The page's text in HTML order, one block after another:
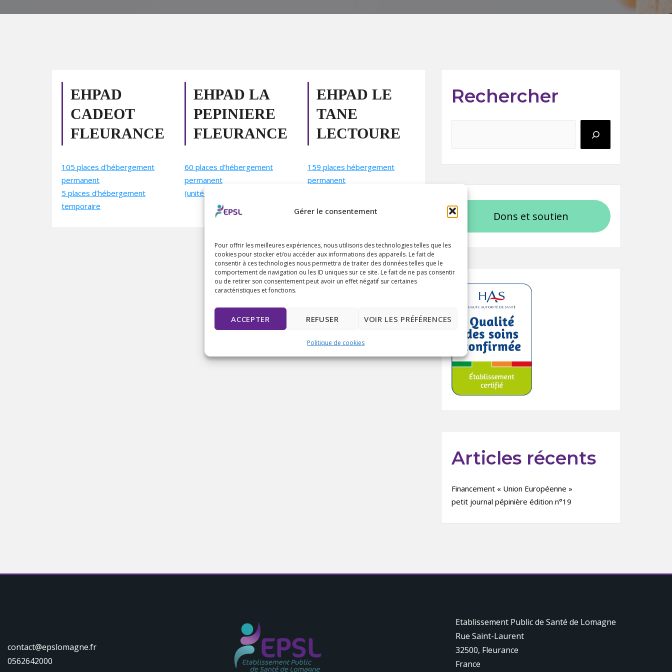
Gérer le consentement
Pour offrir les meilleures expériences, nous utilisons des technologies telles que les
cookies pour stocker et/ou accéder aux informations des appareils. Le fait de
consentir à ces technologies nous permettra de traiter des données telles que le
comportement de navigation ou les ID uniques sur ce site. Le fait de ne pas consentir
ou de retirer son consentement peut avoir un effet négatif sur certaines
caractéristiques et fonctions.
ACCEPTER REFUSER VOIR LES PRÉFÉRENCES
Politique de cookies
EHPAD
CADEOT
FLEURANCE
105 places d’hébergement
permanent
5 places d’hébergement
temporaire
EHPAD LA
PEPINIERE
FLEURANCE
60 places d’hébergement
permanent
(unité sécurisée de 13 places)
EHPAD LE
TANE
LECTOURE
159 places hébergement
permanent
temporaire
Rechercher
Dons et soutien
Articles récents
Financement « Union Européenne »
petit journal pépinière édition n°19
contact@epslomagne.fr
0562642000
Etablissement Public de Santé de Lomagne
Rue Saint-Laurent
32500, Fleurance
France